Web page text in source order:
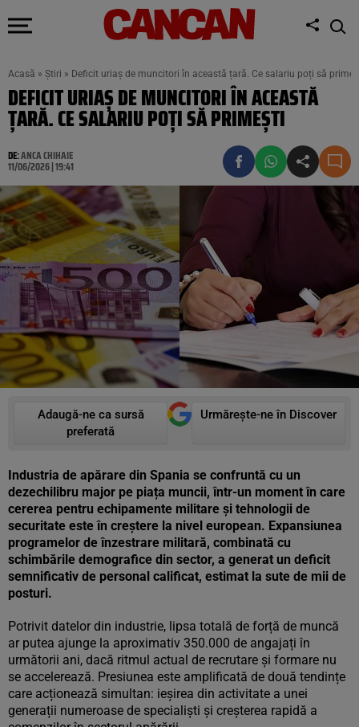
Acasă » Știri » Deficit uriaș de muncitori în această țară. Ce salariu poți să
DEFICIT URIAȘ DE MUNCITORI ÎN ACEASTĂ
ȚARĂ. CE SALARIU POȚI SĂ PRIMEȘTI
DE:ANCA CHIHAIE
11/06/2026 | 19:41
Adaugă-ne ca sursă
preferată
Urmărește-ne în Discover
Industria de apărare din Spania se confruntă cu un
dezechilibru major pe piața muncii, într-un moment în care
cererea pentru echipamente militare și tehnologii de
securitate este în creștere la nivel european. Expansiunea
programelor de înzestrare militară, combinată cu
schimbările demografice din sector, a generat un deficit
semnificativ de personal calificat, estimat la sute de mii de
posturi.
Potrivit datelor din industrie, lipsa totală de forță de muncă
ar putea ajunge la aproximativ 350.000 de angajați în
următorii ani, dacă ritmul actual de recrutare și formare nu
se accelerează. Presiunea este amplificată de două tendințe
care acționează simultan: ieșirea din activitate a unei
generații numeroase de specialiști și creșterea rapidă a